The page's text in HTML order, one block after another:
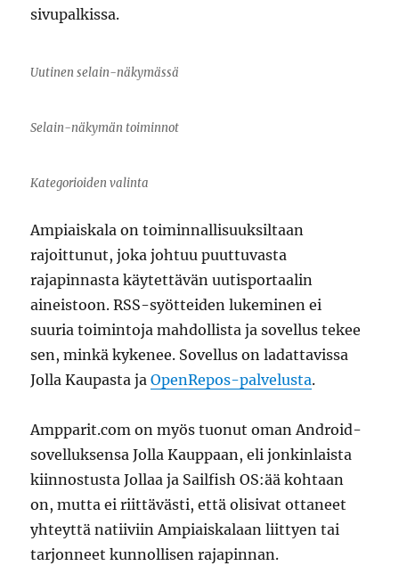
sivupalkissa.
Uutinen selain-näkymässä
Selain-näkymän toiminnot
Kategorioiden valinta
Ampiaiskala on toiminnallisuuksiltaan
rajoittunut, joka johtuu puuttuvasta
rajapinnasta käytettävän uutisportaalin
aineistoon. RSS-syötteiden lukeminen ei
suuria toimintoja mahdollista ja sovellus tekee
sen, minkä kykenee. Sovellus on ladattavissa
Jolla Kaupasta jaOpenRepos-palvelusta.
Ampparit.com on myös tuonut oman Android-
sovelluksensa Jolla Kauppaan, eli jonkinlaista
kiinnostusta Jollaa ja Sailfish OS:ää kohtaan
on, mutta ei riittävästi, että olisivat ottaneet
yhteyttä natiiviin Ampiaiskalaan liittyen tai
tarjonneet kunnollisen rajapinnan.